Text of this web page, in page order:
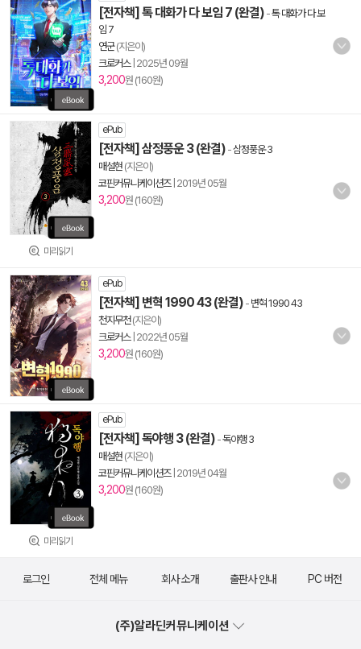
[전자책] 톡 대화가 다 보임 7 (완결) -톡 대화가 다 보
임 7
연군(지은이)
크로커스| 2025년 09월
3,200원 (160원)
미리읽기
ePub
[전자책] 삼정풍운 3 (완결) -삼정풍운 3
매설현 (지은이)
코핀커뮤니케이션즈| 2019년 05월
3,200원 (160원)
ePub
[전자책] 변혁 1990 43 (완결) - 변혁 1990 43
천지무천(지은이)
크로커스| 2022년 05월
3,200원 (160원)
미리읽기
ePub
[전자책] 독야행 3 (완결) -독야행 3
매설현 (지은이)
코핀커뮤니케이션즈| 2019년 04월
3,200원 (160원)
로그인 전체 메뉴 회사 소개 출판사 안내 PC 버전
(주)알라딘커뮤니케이션